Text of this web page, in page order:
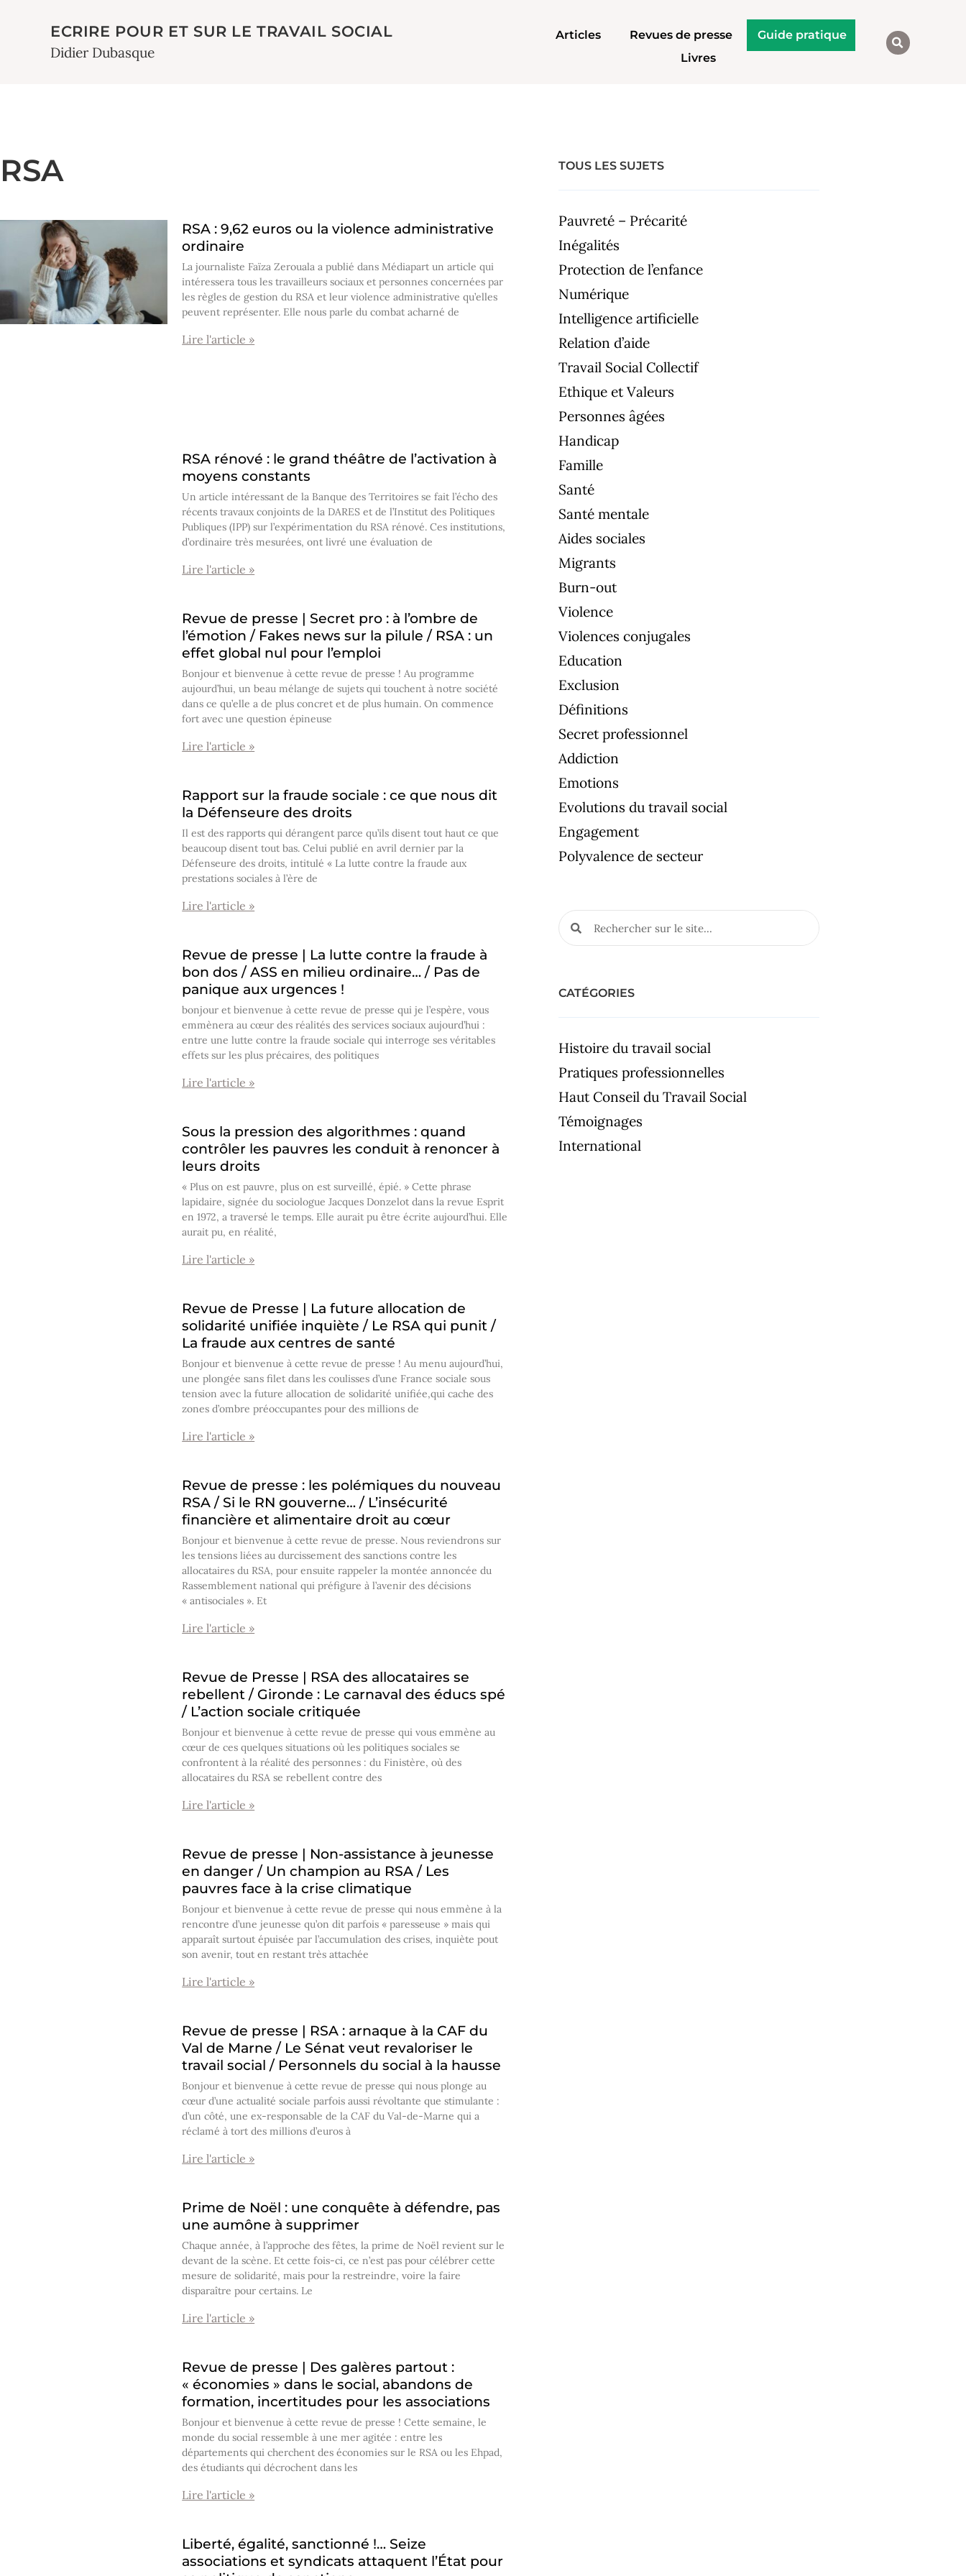
ECRIRE POUR ET SUR LE TRAVAIL SOCIAL
Didier Dubasque
Articles Revues de presse
Guide pratique
Livres
RSA
RSA : 9,62 euros ou la violence administrative
ordinaire
La journaliste Faïza Zerouala a publié dans Médiapart un article qui
intéressera tous les travailleurs sociaux et personnes concernées par
les règles de gestion du RSA et leur violence administrative qu’elles
peuvent représenter. Elle nous parle du combat acharné de
Lire l'article »
RSA rénové : le grand théâtre de l’activation à
moyens constants
Un article intéressant de la Banque des Territoires se fait l’écho des
récents travaux conjoints de la DARES et de l’Institut des Politiques
Publiques (IPP) sur l’expérimentation du RSA rénové. Ces institutions,
d’ordinaire très mesurées, ont livré une évaluation de
Lire l'article »
Revue de presse | Secret pro : à l’ombre de
l’émotion / Fakes news sur la pilule / RSA : un
effet global nul pour l’emploi
Bonjour et bienvenue à cette revue de presse ! Au programme
aujourd’hui, un beau mélange de sujets qui touchent à notre société
dans ce qu’elle a de plus concret et de plus humain. On commence
fort avec une question épineuse
Lire l'article »
Rapport sur la fraude sociale : ce que nous dit
la Défenseure des droits
Il est des rapports qui dérangent parce qu’ils disent tout haut ce que
beaucoup disent tout bas. Celui publié en avril dernier par la
Défenseure des droits, intitulé « La lutte contre la fraude aux
prestations sociales à l’ère de
Lire l'article »
Revue de presse | La lutte contre la fraude à
bon dos / ASS en milieu ordinaire… / Pas de
panique aux urgences !
bonjour et bienvenue à cette revue de presse qui je l’espère, vous
emmènera au cœur des réalités des services sociaux aujourd’hui :
entre une lutte contre la fraude sociale qui interroge ses véritables
effets sur les plus précaires, des politiques
Lire l'article »
Sous la pression des algorithmes : quand
contrôler les pauvres les conduit à renoncer à
leurs droits
« Plus on est pauvre, plus on est surveillé, épié. » Cette phrase
lapidaire, signée du sociologue Jacques Donzelot dans la revue Esprit
en 1972, a traversé le temps. Elle aurait pu être écrite aujourd’hui. Elle
aurait pu, en réalité,
Lire l'article »
Revue de Presse | La future allocation de
solidarité unifiée inquiète / Le RSA qui punit /
La fraude aux centres de santé
Bonjour et bienvenue à cette revue de presse ! Au menu aujourd’hui,
une plongée sans filet dans les coulisses d’une France sociale sous
tension avec la future allocation de solidarité unifiée,qui cache des
zones d’ombre préoccupantes pour des millions de
Lire l'article »
Revue de presse : les polémiques du nouveau
RSA / Si le RN gouverne… / L’insécurité
financière et alimentaire droit au cœur
Bonjour et bienvenue à cette revue de presse. Nous reviendrons sur
les tensions liées au durcissement des sanctions contre les
allocataires du RSA, pour ensuite rappeler la montée annoncée du
Rassemblement national qui préfigure à l’avenir des décisions
« antisociales ». Et
Lire l'article »
Revue de Presse | RSA des allocataires se
rebellent / Gironde : Le carnaval des éducs spé
/ L’action sociale critiquée
Bonjour et bienvenue à cette revue de presse qui vous emmène au
cœur de ces quelques situations où les politiques sociales se
confrontent à la réalité des personnes : du Finistère, où des
allocataires du RSA se rebellent contre des
Lire l'article »
Revue de presse | Non-assistance à jeunesse
en danger / Un champion au RSA / Les
pauvres face à la crise climatique
Bonjour et bienvenue à cette revue de presse qui nous emmène à la
rencontre d’une jeunesse qu’on dit parfois « paresseuse » mais qui
apparaît surtout épuisée par l’accumulation des crises, inquiète pout
son avenir, tout en restant très attachée
Lire l'article »
Revue de presse | RSA : arnaque à la CAF du
Val de Marne / Le Sénat veut revaloriser le
travail social / Personnels du social à la hausse
Bonjour et bienvenue à cette revue de presse qui nous plonge au
cœur d’une actualité sociale parfois aussi révoltante que stimulante :
d’un côté, une ex-responsable de la CAF du Val-de-Marne qui a
réclamé à tort des millions d’euros à
Lire l'article »
Prime de Noël : une conquête à défendre, pas
une aumône à supprimer
Chaque année, à l’approche des fêtes, la prime de Noël revient sur le
devant de la scène. Et cette fois-ci, ce n’est pas pour célébrer cette
mesure de solidarité, mais pour la restreindre, voire la faire
disparaître pour certains. Le
Lire l'article »
Revue de presse | Des galères partout :
« économies » dans le social, abandons de
formation, incertitudes pour les associations
Bonjour et bienvenue à cette revue de presse ! Cette semaine, le
monde du social ressemble à une mer agitée : entre les
départements qui cherchent des économies sur le RSA ou les Ehpad,
des étudiants qui décrochent dans les
Lire l'article »
Liberté, égalité, sanctionné !… Seize
associations et syndicats attaquent l’État pour
TOUS LES SUJETS
Pauvreté – Précarité
Inégalités
Protection de l’enfance
Numérique
Intelligence artificielle
Relation d’aide
Travail Social Collectif
Ethique et Valeurs
Personnes âgées
Handicap
Famille
Santé
Santé mentale
Aides sociales
Migrants
Burn-out
Violence
Violences conjugales
Education
Exclusion
Définitions
Secret professionnel
Addiction
Emotions
Evolutions du travail social
Engagement
Polyvalence de secteur
CATÉGORIES
Histoire du travail social
Pratiques professionnelles
Haut Conseil du Travail Social
Témoignages
International